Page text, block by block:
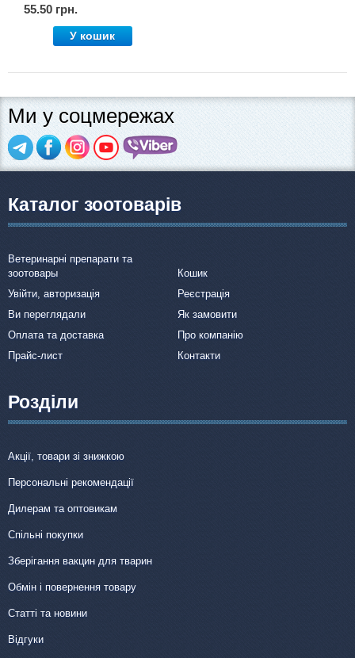
55.50 грн.
У кошик
Ми у соцмережах
Каталог зоотоварів
Ветеринарні препарати та
зоотовары
Кошик
Увійти, авторизація
Реєстрація
Ви переглядали
Як замовити
Оплата та доставка
Про компанію
Прайс-лист
Контакти
Розділи
Акції, товари зі знижкою
Персональні рекомендації
Дилерам та оптовикам
Спільні покупки
Зберігання вакцин для тварин
Обмін і повернення товару
Статті та новини
Відгуки